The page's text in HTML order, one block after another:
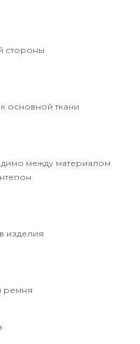
стороны
основной ткани
между материалом
изделия
ремня